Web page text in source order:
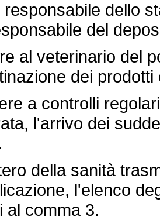
dello
del
al veterinario del
dei
a controlli
l'arrivo dei
della sanità
l'elenco
al comma 3.